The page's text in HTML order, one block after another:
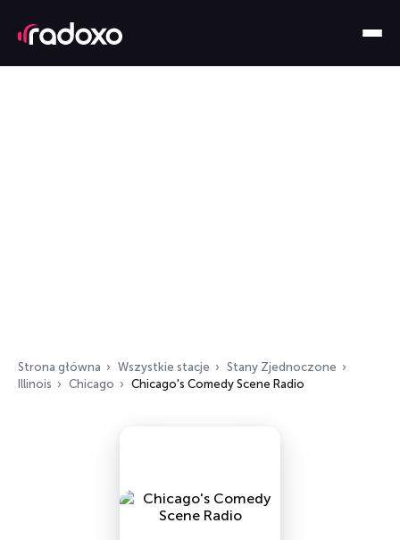
Strona główna Wszystkie stacje
Stany Zjednoczone
Illinois
Chicago Chicago's Comedy Scene Radio